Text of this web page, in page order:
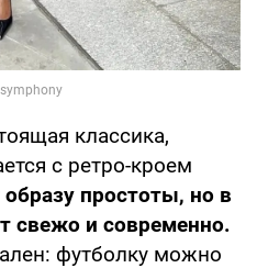
классика,
с ретро-кроем
простоты, но в
свежо и современно.
футболку можно